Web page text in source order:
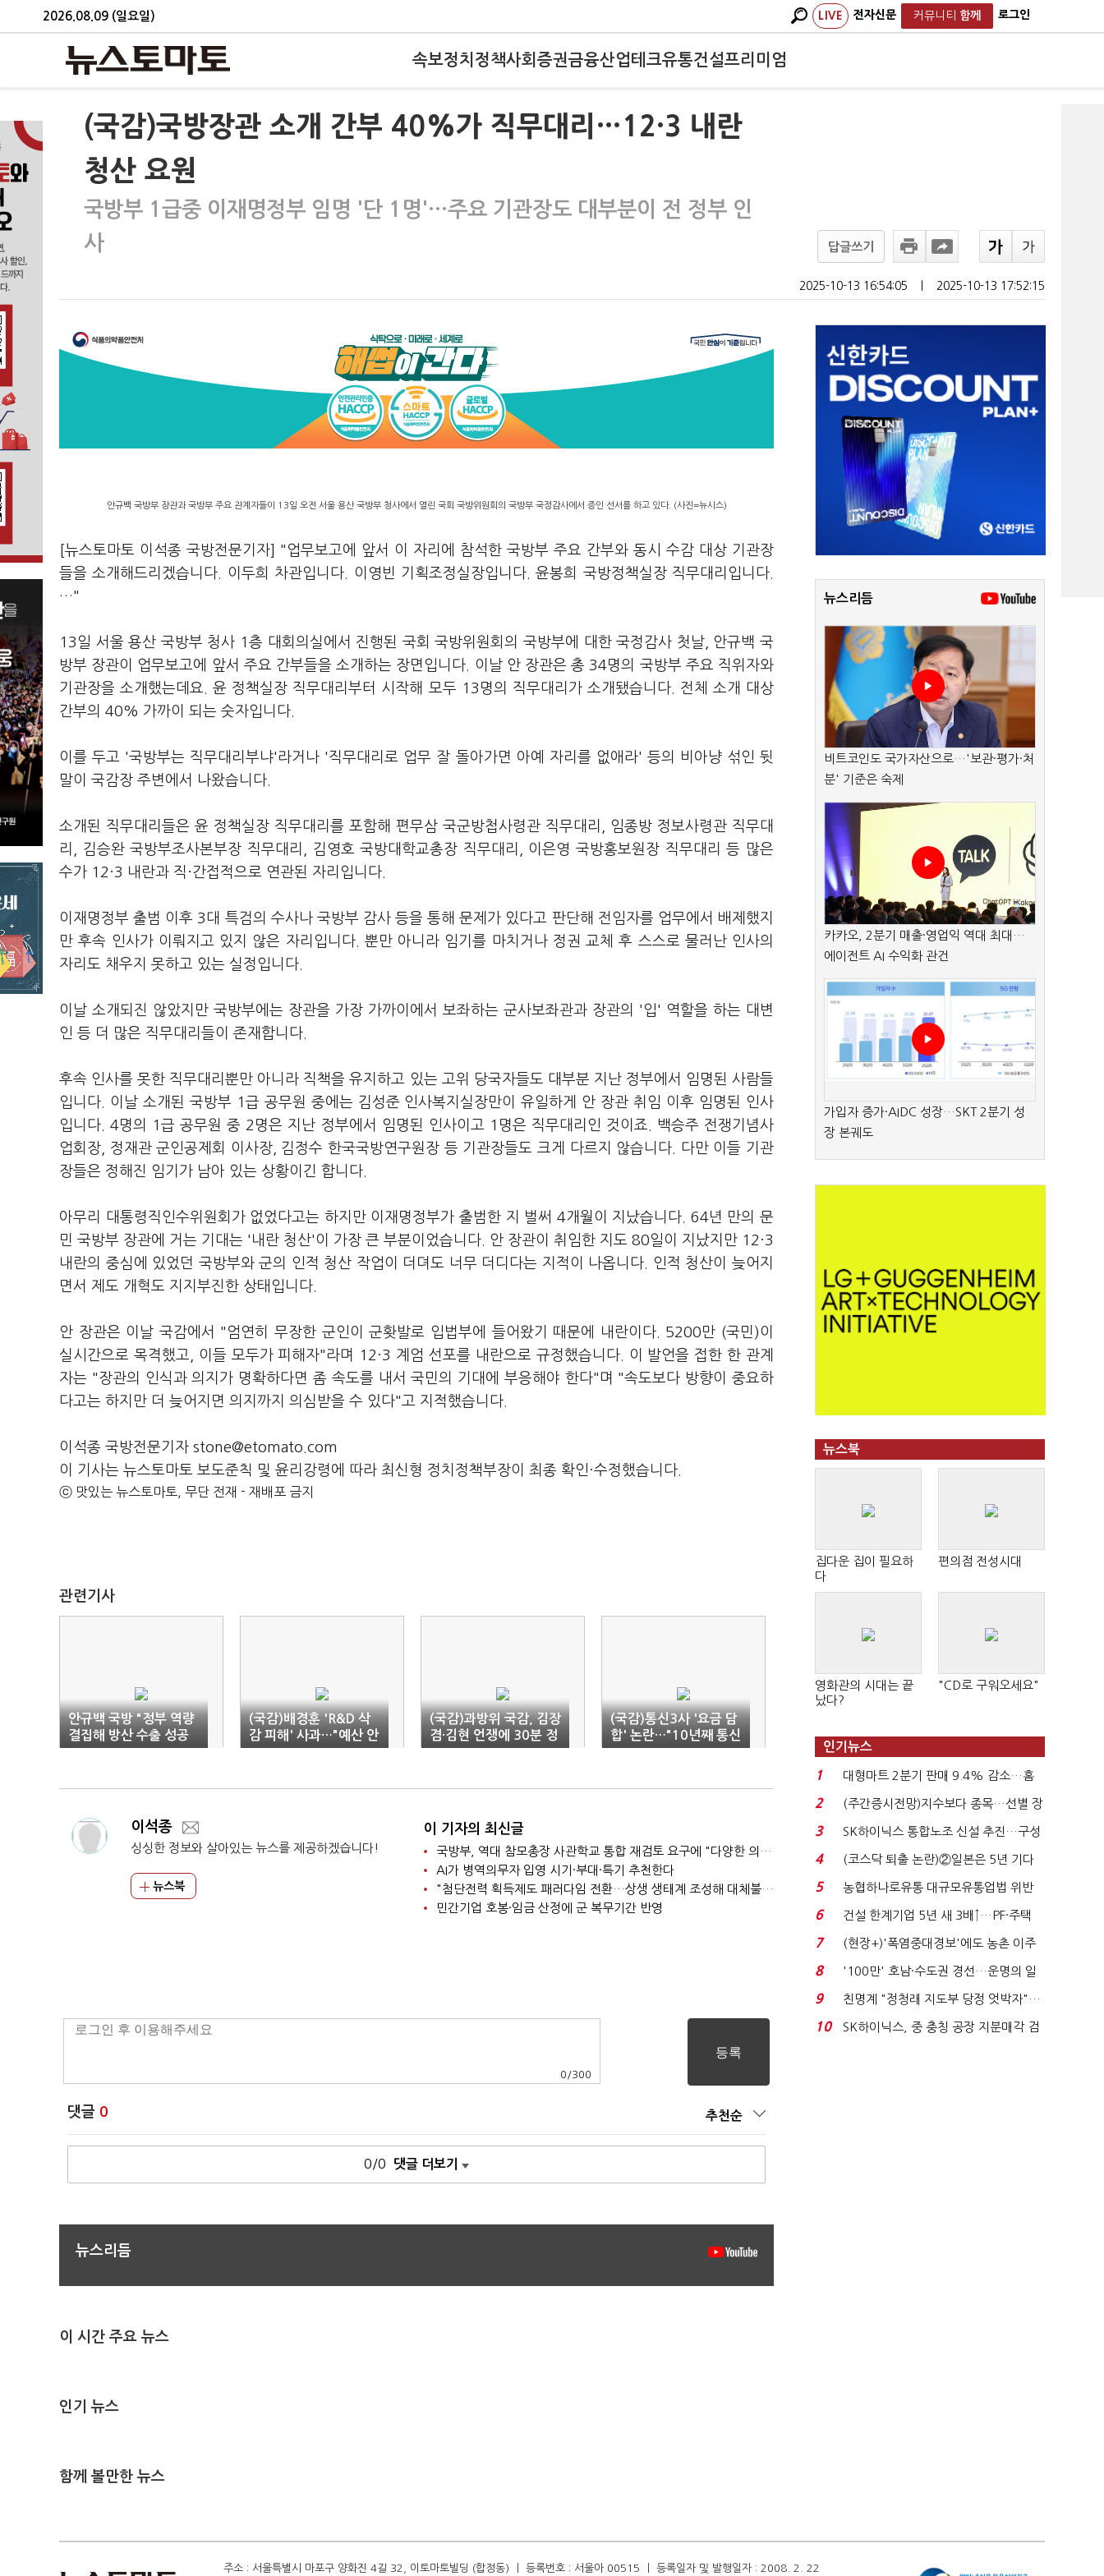
2026.08.09 (일요일) LIVE 전자신문 커뮤니티 함께 로그인
속보정치 정책사회 증권금융산업테크유통건설프리미엄
(국감)국방장관 소개 간부 40%가 직무대리…12·3 내란
청산 요원
국방부 1급중 이재명정부 임명 '단 1명'…주요 기관장도 대부분이 전 정부 인
사
답글쓰기
2025-10-13 16:54:05 2025-10-13 17:52:15
안규백 국방부 장관과 국방부 주요 관계자들이 13일 오전 서울 용산 국방부 청사에서 열린 국회 국방위원회의 국방부 국정감사에서 증인 선서를 하고 있다. (사진=뉴시스)
[뉴스토마토 이석종 국방전문기자] "업무보고에 앞서 이 자리에 참석한 국방부 주요 간부와 동시 수감 대상 기관장
들을 소개해드리겠습니다. 이두희 차관입니다. 이영빈 기획조정실장입니다. 윤봉희 국방정책실장 직무대리입니다.
…"
13일 서울 용산 국방부 청사 1층 대회의실에서 진행된 국회 국방위원회의 국방부에 대한 국정감사 첫날, 안규백 국
방부 장관이 업무보고에 앞서 주요 간부들을 소개하는 장면입니다. 이날 안 장관은 총 34명의 국방부 주요 직위자와
기관장을 소개했는데요. 윤 정책실장 직무대리부터 시작해 모두 13명의 직무대리가 소개됐습니다. 전체 소개 대상
간부의 40% 가까이 되는 숫자입니다.
이를 두고 '국방부는 직무대리부냐'라거나 '직무대리로 업무 잘 돌아가면 아예 자리를 없애라' 등의 비아냥 섞인 뒷
말이 국감장 주변에서 나왔습니다.
소개된 직무대리들은 윤 정책실장 직무대리를 포함해 편무삼 국군방첩사령관 직무대리, 임종방 정보사령관 직무대
리, 김승완 국방부조사본부장 직무대리, 김영호 국방대학교총장 직무대리, 이은영 국방홍보원장 직무대리 등 많은
수가 12·3 내란과 직·간접적으로 연관된 자리입니다.
이재명정부 출범 이후 3대 특검의 수사나 국방부 감사 등을 통해 문제가 있다고 판단해 전임자를 업무에서 배제했지
만 후속 인사가 이뤄지고 있지 않은 자리입니다. 뿐만 아니라 임기를 마치거나 정권 교체 후 스스로 물러난 인사의
자리도 채우지 못하고 있는 실정입니다.
이날 소개되진 않았지만 국방부에는 장관을 가장 가까이에서 보좌하는 군사보좌관과 장관의 '입' 역할을 하는 대변
인 등 더 많은 직무대리들이 존재합니다.
후속 인사를 못한 직무대리뿐만 아니라 직책을 유지하고 있는 고위 당국자들도 대부분 지난 정부에서 임명된 사람들
입니다. 이날 소개된 국방부 1급 공무원 중에는 김성준 인사복지실장만이 유일하게 안 장관 취임 이후 임명된 인사
입니다. 4명의 1급 공무원 중 2명은 지난 정부에서 임명된 인사이고 1명은 직무대리인 것이죠. 백승주 전쟁기념사
업회장, 정재관 군인공제회 이사장, 김정수 한국국방연구원장 등 기관장들도 크게 다르지 않습니다. 다만 이들 기관
장들은 정해진 임기가 남아 있는 상황이긴 합니다.
아무리 대통령직인수위원회가 없었다고는 하지만 이재명정부가 출범한 지 벌써 4개월이 지났습니다. 64년 만의 문
민 국방부 장관에 거는 기대는 '내란 청산'이 가장 큰 부분이었습니다. 안 장관이 취임한 지도 80일이 지났지만 12·3
내란의 중심에 있었던 국방부와 군의 인적 청산 작업이 더뎌도 너무 더디다는 지적이 나옵니다. 인적 청산이 늦어지
면서 제도 개혁도 지지부진한 상태입니다.
안 장관은 이날 국감에서 "엄연히 무장한 군인이 군홧발로 입법부에 들어왔기 때문에 내란이다. 5200만 (국민)이
실시간으로 목격했고, 이들 모두가 피해자"라며 12·3 계엄 선포를 내란으로 규정했습니다. 이 발언을 접한 한 관계
자는 "장관의 인식과 의지가 명확하다면 좀 속도를 내서 국민의 기대에 부응해야 한다"며 "속도보다 방향이 중요하
다고는 하지만 더 늦어지면 의지까지 의심받을 수 있다"고 지적했습니다.
이석종 국방전문기자 stone@etomato.com
이 기사는 뉴스토마토 보도준칙 및 윤리강령에 따라 최신형 정치정책부장이 최종 확인·수정했습니다.
ⓒ 맛있는 뉴스토마토, 무단 전재 - 재배포 금지
관련기사
안규백 국방 "정부 역량
결집해 방산 수출 성공
지원"
(국감)배경훈 'R&D 삭
감 피해' 사과…"예산 안
정화·제도 보완 약속"
(국감)과방위 국감, 김장
겸·김현 언쟁에 30분 정
회 후 재개
(국감)통신3사 '요금 담
합' 논란…"10년째 통신
비 못 내리는 구조"
이석종
싱싱한 정보와 살아있는 뉴스를 제공하겠습니다!
뉴스북
이 기자의 최신글
국방부, 역대 참모총장 사관학교 통합 재검토 요구에 "다양한 의견 수렴해 합리적 시스템 만들 것"
AI가 병역의무자 입영 시기·부대·특기 추천한다
"첨단전력 획득제도 패러다임 전환…상생 생태계 조성해 대체불가 K-방산 도약"
민간기업 호봉·임금 산정에 군 복무기간 반영
0 /300
댓글 0 추천순
0/0 댓글 더보기
뉴스리듬
이 시간 주요 뉴스
인기 뉴스
함께 볼만한 뉴스
뉴스리듬
비트코인도 국가자산으로…'보관·평가·처
분' 기준은 숙제
카카오, 2분기 매출·영업익 역대 최대…
에이전트 AI 수익화 관건
가입자 증가·AIDC 성장…SKT 2분기 성
장 본궤도
뉴스북
집다운 집이 필요하
다
편의점 전성시대
영화관의 시대는 끝
났다?
"CD로 구워오세요"
인기뉴스
1
대형마트 2분기 판매 9.4% 감소…홈
플러스 사태 여파...
2
(주간증시전망)지수보다 종목…선별 장
세 이어진다...
3
SK하이닉스 통합노조 신설 추진…구성
원 간 성과급 불...
4
(코스닥 퇴출 논란)②일본은 5년 기다
려주는데 우리는 ...
5
농협하나로유통 대규모유통업법 위반
적발…공정위, 과...
6
건설 한계기업 5년 새 3배↑…PF·주택
침체에 재무 ...
7
(현장+)'폭염중대경보'에도 농촌 이주
노동자는 강행군…'야...
8
'100만' 호남·수도권 경선…운명의 일
주일
9
친명계 "정청래 지도부 당정 엇박자"…
친청계 "신천지 오...
10
SK하이닉스, 중 충칭 공장 지분매각 검
주소 : 서울특별시 마포구 양화진 4길 32, 이토마토빌딩 (합정동) ㅣ 등록번호 : 서울아 00515 ㅣ 등록일자 및 발행일자 : 2008. 2. 22